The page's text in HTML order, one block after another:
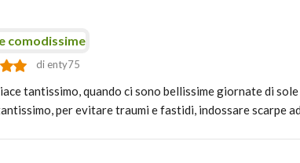
comodissime
di enty75
tantissimo, quando ci sono bellissime giornate di
per evitare traumi e fastidi, indossare scarpe